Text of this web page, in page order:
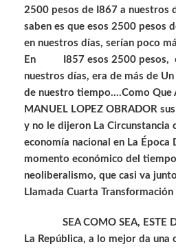
2500 pesos de I867 a nuestros
saben es que esos 2500 pesos
en nuestros días, serían poco
En I857 esos 2500 pesos,
nuestros días, era de más de
de nuestro tiempo….Como Que
MANUEL LOPEZ OBRADOR
y no le dijeron La Circunstancia
economía nacional en La Época
momento económico del
neoliberalismo, que casi va
Llamada Cuarta
SEA COMO SEA, ESTE
La República, a lo mejor da